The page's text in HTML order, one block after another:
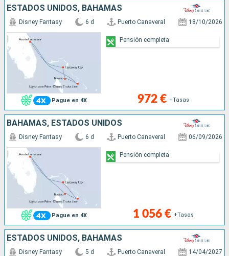
ESTADOS UNIDOS, BAHAMAS
Pague en 4X
Disney Fantasy 6 d Puerto Canaveral 18/10/2026
972 € +Tasas
Pensión completa
BAHAMAS, ESTADOS UNIDOS
Pague en 4X
Disney Fantasy 6 d Puerto Canaveral 06/09/2026
1 056 € +Tasas
Pensión completa
ESTADOS UNIDOS, BAHAMAS
Disney Fantasy 5 d Puerto Canaveral 14/04/2027